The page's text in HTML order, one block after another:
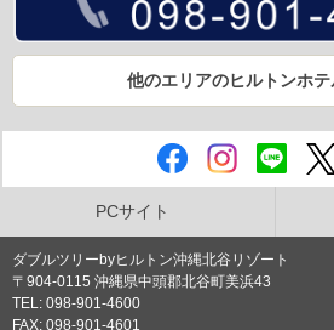
他のエリアのヒルトンホ
PCサイト
ダブルツリーbyヒルトン沖縄北谷リゾート
〒904-0115 沖縄県中頭郡北谷町美浜43
TEL: 098-901-4600
FAX: 098-901-4601